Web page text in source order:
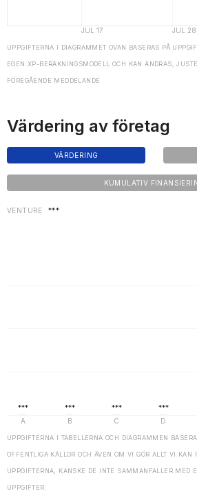
UPPGIFTERNA I DIAGRAMMET OVAN BASERAS PÅ
EGEN XP-BERÄKNINGSMODELL OCH KAN ÄNDRAS,
FÖREGÅENDE MEDDELANDE
Värdering av företag
VÄRDERING
KUMULATIV
VENTURE ***
UPPGIFTERNA I TABELLERNA OCH DIAGRAMMEN
OFFENTLIGA KÄLLOR OCH ÄVEN OM VI GÖR ALLT VI KAN
UPPGIFTERNA, KANSKE DE INTE SAMMANFALLER MED
UPPGIFTER.